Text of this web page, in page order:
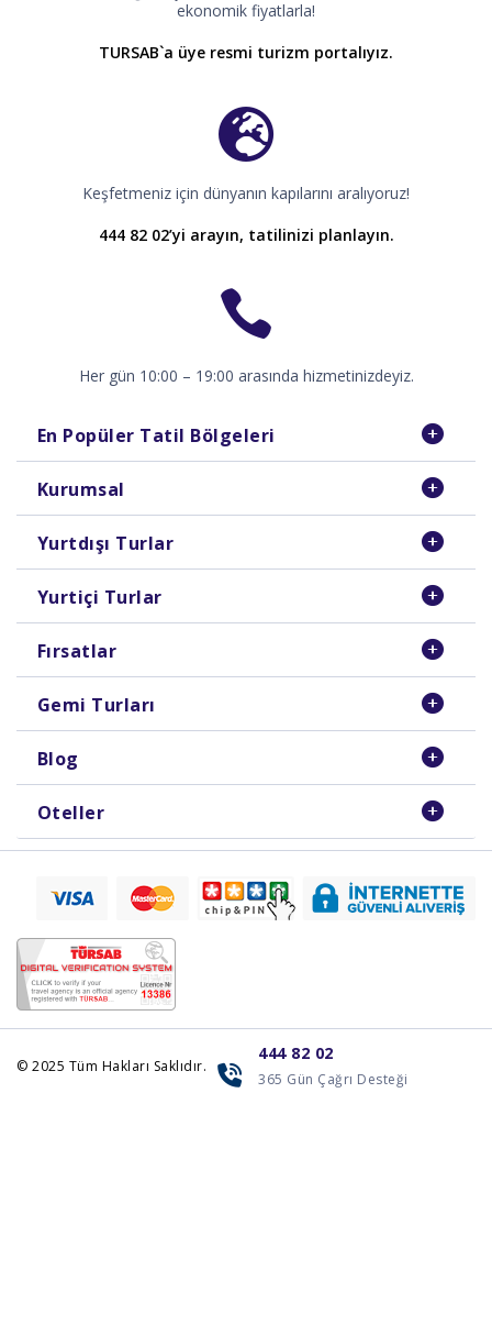
ekonomik fiyatlarla!
TURSAB`a üye resmi turizm portalıyız.
Keşfetmeniz için dünyanın kapılarını aralıyoruz!
444 82 02’yi arayın, tatilinizi planlayın.
Her gün 10:00 – 19:00 arasında hizmetinizdeyiz.
En Popüler Tatil Bölgeleri
Kurumsal
Yurtdışı Turlar
Yurtiçi Turlar
Fırsatlar
Gemi Turları
Blog
Oteller
© 2025 Tüm Hakları Saklıdır.
444 82 02
365 Gün Çağrı Desteği